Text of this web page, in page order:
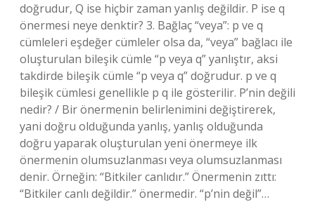
doğrudur, Q ise hiçbir zaman yanlış değildir. P ise q
önermesi neye denktir? 3. Bağlaç “veya”: p ve q
cümleleri eşdeğer cümleler olsa da, “veya” bağlacı ile
oluşturulan bileşik cümle “p veya q” yanlıştır, aksi
takdirde bileşik cümle “p veya q” doğrudur. p ve q
bileşik cümlesi genellikle p q ile gösterilir. P’nin değili
nedir? / Bir önermenin belirlenimini değiştirerek,
yani doğru olduğunda yanlış, yanlış olduğunda
doğru yaparak oluşturulan yeni önermeye ilk
önermenin olumsuzlanması veya olumsuzlanması
denir. Örneğin: “Bitkiler canlıdır.” Önermenin zıttı:
“Bitkiler canlı değildir.” önermedir. “p’nin değil”…